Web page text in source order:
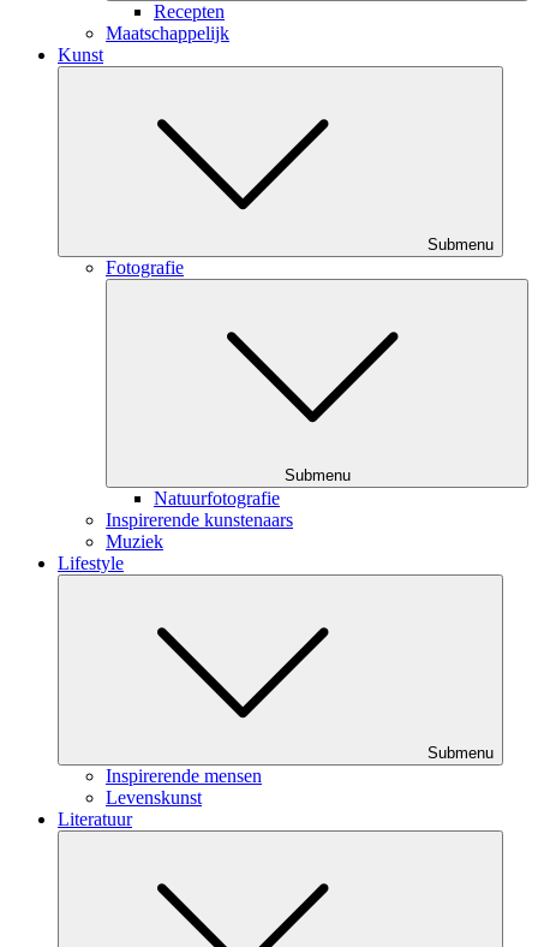
Recepten
Maatschappelijk
Kunst
Submenu
Fotografie
Submenu
Natuurfotografie
Inspirerende kunstenaars
Muziek
Lifestyle
Submenu
Inspirerende mensen
Levenskunst
Literatuur